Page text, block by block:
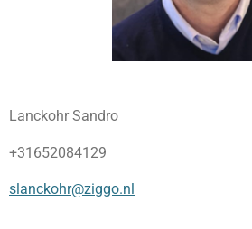
Lanckohr Sandro
+31652084129
slanckohr@ziggo.nl